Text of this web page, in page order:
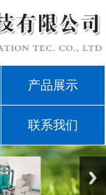
产品展示
联系我们